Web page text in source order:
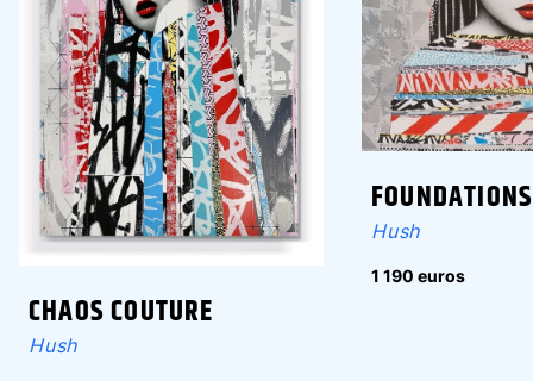
CHAOS COUTURE
Hush
FOUNDATIONS
Hush
1 190 euros